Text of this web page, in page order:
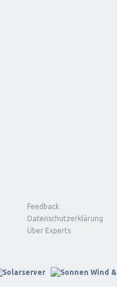
Feedback
Datenschutzerklärung
Über Experts